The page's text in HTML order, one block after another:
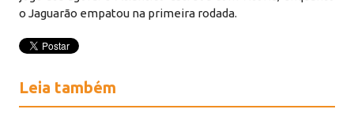
o Jaguarão empatou na primeira rodada.
Leia também